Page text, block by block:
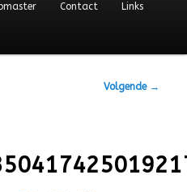
Contact Links
Volgende →